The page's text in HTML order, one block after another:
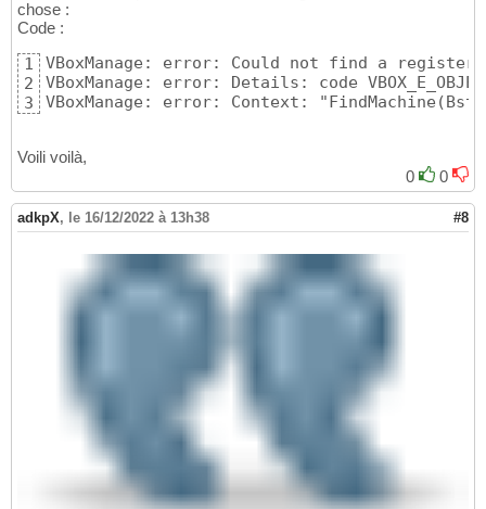
chose :
Code :
1
2
3
VBoxManage: error: Could not find a
VBoxManage: error: Details: code
VBoxManage: error: Context:
Voili voilà,
0
0
adkpX, le 16/12/2022 à 13h38 #8